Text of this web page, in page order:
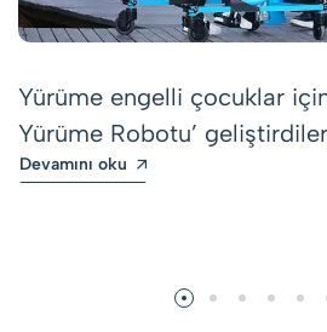
Yürüme engelli çocuklar
Yürüme Robotu’ geliştirdiler
Devamını oku